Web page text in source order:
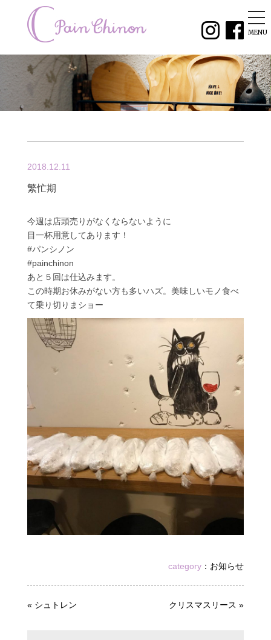
MENU
2018.12.11
繁忙期
今週は店頭売りがなくならないように
目一杯用意してあります！
#パンシノン
#painchinon
あと５回は仕込みます。
この時期お休みがない方も多いハズ。美味しいモノ食べ
て乗り切りまショー
category ： お知らせ
« シュトレン クリスマスリース »